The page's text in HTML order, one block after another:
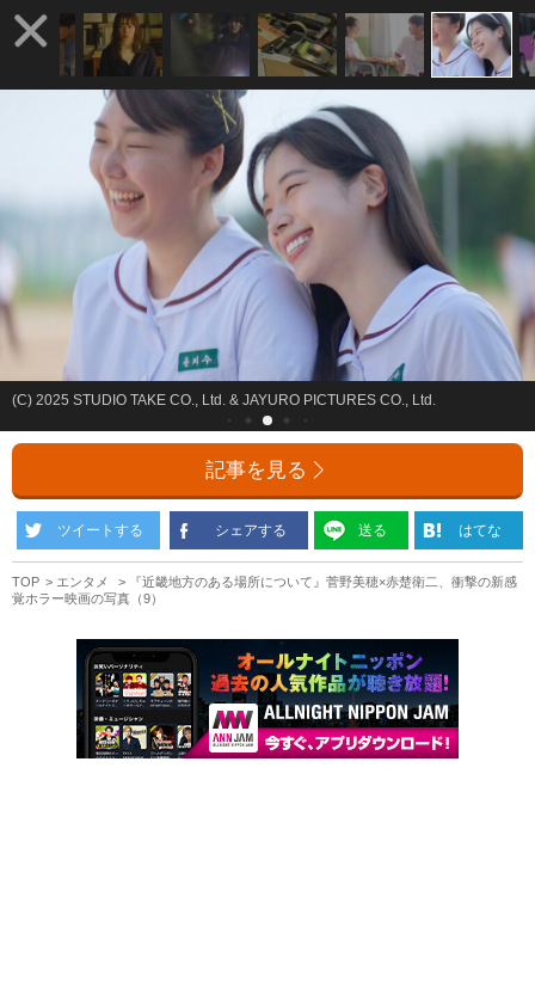
(C) 2025 STUDIO TAKE CO., Ltd. & JAYURO PICTURES CO., Ltd.
記事を見る
ツイートする シェアする 送る はてな
TOP エンタメ
『近畿地方のある場所について』菅野美穂×赤楚衛二、衝撃の新感
覚ホラー映画の写真（9）